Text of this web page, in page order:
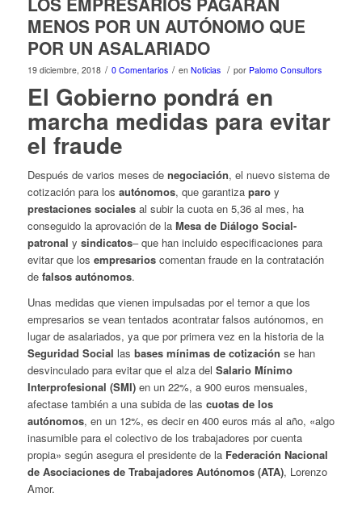
MENOS POR UN AUTÓNOMO QUE
POR UN ASALARIADO
19 diciembre, 2018 / 0 Comentarios / en Noticias / por Palomo Consultors
El Gobierno pondrá en
marcha medidas para evitar
el fraude
Después de varios meses de negociación, el nuevo sistema de
cotización para los autónomos, que garantiza paroy
prestaciones socialesal subir la cuota en 5,36 al mes, ha
conseguido la aprovación de la Mesa de Diálogo Social-
patronal y sindicatos– que han incluido especificaciones para
evitar que los empresarioscomentan fraude en la contratación
defalsos autónomos.
Unas medidas que vienen impulsadas por el temor a que los
empresarios se vean tentados acontratar falsos autónomos, en
lugar de asalariados, ya que por primera vez en la historia de la
Seguridad Social las bases mínimas de cotización se han
desvinculado para evitar que el alza del Salario Mínimo
Interprofesional (SMI)en un 22%, a 900 euros mensuales,
afectase también a una subida de las cuotas de los
autónomos, en un 12%, es decir en 400 euros más al año, «algo
inasumible para el colectivo de los trabajadores por cuenta
propia» según asegura el presidente de la Federación Nacional
de Asociaciones de Trabajadores Autónomos (ATA), Lorenzo
Amor.